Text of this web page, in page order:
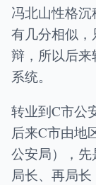
冯北山性格
有几分相似，
辩，所以后
系统。
转业到C市公
后来C市由地
公安局），
局长、再局